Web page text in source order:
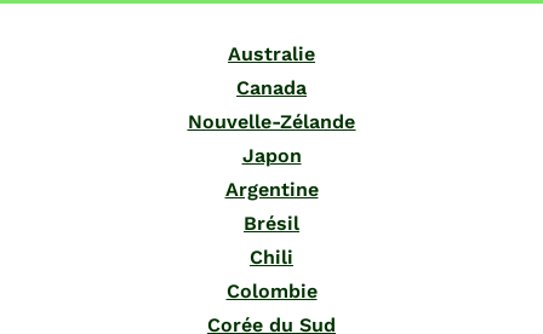
Australie
Canada
Nouvelle-Zélande
Japon
Argentine
Brésil
Chili
Colombie
Corée du Sud